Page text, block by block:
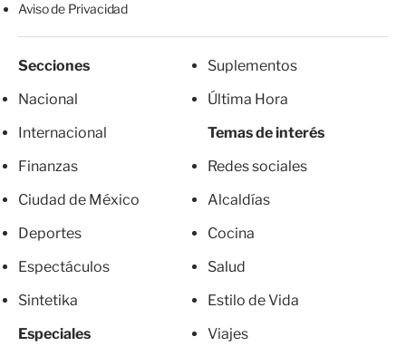
Aviso de Privacidad
Secciones
Nacional
Internacional
Finanzas
Ciudad de México
Deportes
Espectáculos
Sintetika
Especiales
Suplementos
Última Hora
Temas de interés
Redes sociales
Alcaldías
Cocina
Salud
Estilo de Vida
Viajes